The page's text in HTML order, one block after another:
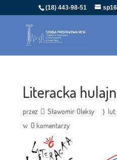
(18) 443-98-51
Literacka
przez Sławomir Oleksy lut
0 komentarzy